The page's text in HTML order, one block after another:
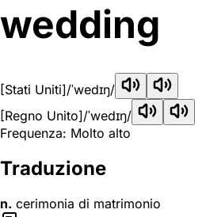
wedding
[Stati Uniti]/ˈwedɪŋ/
[Regno Unito]/ˈwedɪŋ/
Frequenza: Molto alto
Traduzione
n. cerimonia di matrimonio